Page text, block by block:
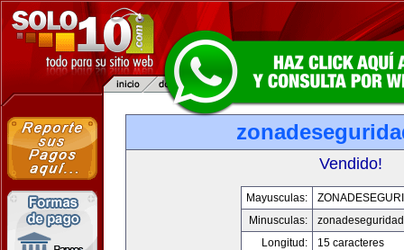
Vendido!
Mayusculas:
Minusculas:
Longitud:
15 caracteres